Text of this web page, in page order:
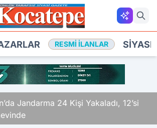
RESMI İLANLAR
Jandarma 24 Kişi Yakaladı, 12’si